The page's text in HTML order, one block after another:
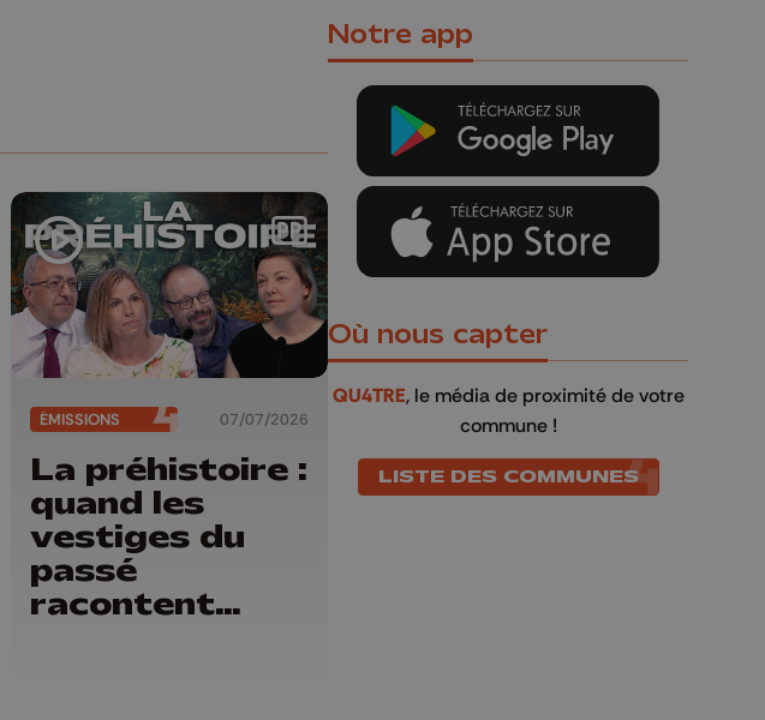
ÉMISSIONS 07/07/2026
La préhistoire :
quand les
vestiges du
passé
racontent
Notre app
Où nous capter
QU4TRE, le média de proximité de votre
commune !
LISTE DES COMMUNES